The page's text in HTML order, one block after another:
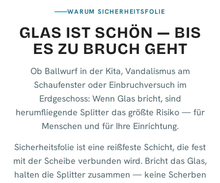
WARUM SICHERHEITSFOLIE
GLAS IST SCHÖN — BIS
ES ZU BRUCH GEHT
Ob Ballwurf in der Kita, Vandalismus am
Schaufenster oder Einbruchversuch im
Erdgeschoss: Wenn Glas bricht, sind
herumfliegende Splitter das größte Risiko — für
Menschen und für Ihre Einrichtung.
Sicherheitsfolie ist eine reißfeste Schicht, die fest
mit der Scheibe verbunden wird. Bricht das Glas,
halten die Splitter zusammen — keine Scherben